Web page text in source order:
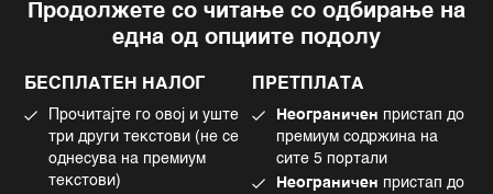
Продолжете со читање со одбирање на
една од опциите подолу
БЕСПЛАТЕН НАЛОГ
Прочитајте го овој и уште
три други текстови (не се
однесува на премиум
текстови)
ПРЕТПЛАТА
Неограничен пристап до
премиум содржина на
сите 5 портали
Неограничен пристап до
Импресум
Политика на приватност
Употреба на вештачка интелигенција
Facebook
Instagram
Tiktok